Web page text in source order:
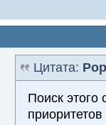
Цитата:
Поиск этого